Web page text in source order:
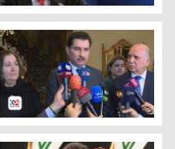
شاخَوان عبدالله، معاون
کنفرانس خبری شاخوان